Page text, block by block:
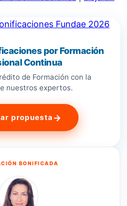
por Formación
Continua
de Formación con la
nuestros expertos.
propuesta →
BONIFICADA